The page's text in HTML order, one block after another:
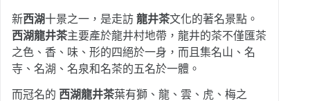
新西湖十景之一，是走訪 龍井茶文化的著名景點。
西湖龍井茶主要產於龍井村地帶，龍井的茶不僅匯茶
之色、香、味、形的四絕於一身，而且集名山、名
寺、名湖、名泉和名茶的五名於一體。
而冠名的 西湖龍井茶葉有獅、龍、雲、虎、梅之